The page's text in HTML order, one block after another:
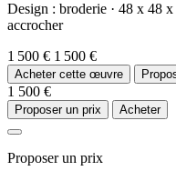
Design : broderie · 48 x 48 x
accrocher
1 500 € 1 500 €
Acheter cette œuvre
1 500 €
Proposer un prix Acheter
Proposer un prix